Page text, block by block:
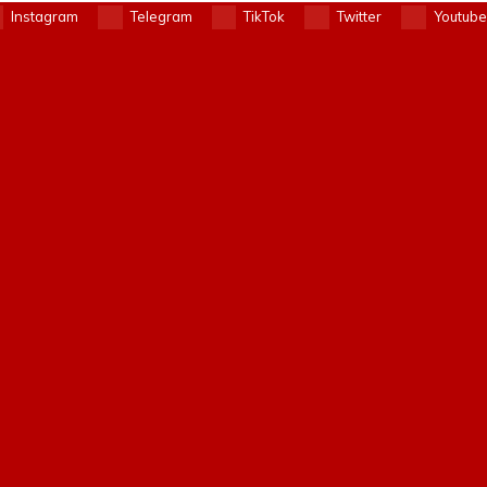
Instagram Telegram TikTok Twitter Youtube